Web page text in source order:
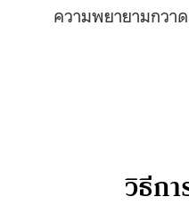
ความพยายามกวา
วิธีก